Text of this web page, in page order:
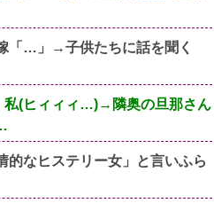
「…」→子供たちに話を聞く
私(ヒィィィ…)→隣奥の旦那さん
的なヒステリー女」と言いふら